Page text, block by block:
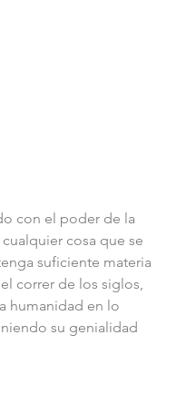
con el poder de la
cosa que se
suficiente materia
correr de los siglos,
humanidad en lo
su genialidad